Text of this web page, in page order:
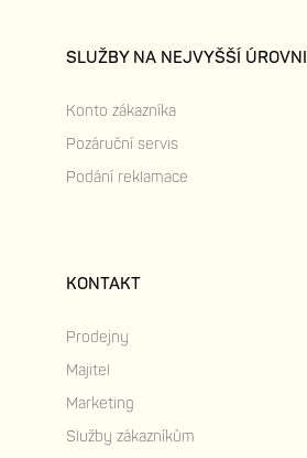
SLUŽBY NA NEJVYŠŠÍ ÚROVNI
Konto zákazníka
Pozáruční servis
Podání reklamace
KONTAKT
Prodejny
Majitel
Marketing
Služby zákazníkům